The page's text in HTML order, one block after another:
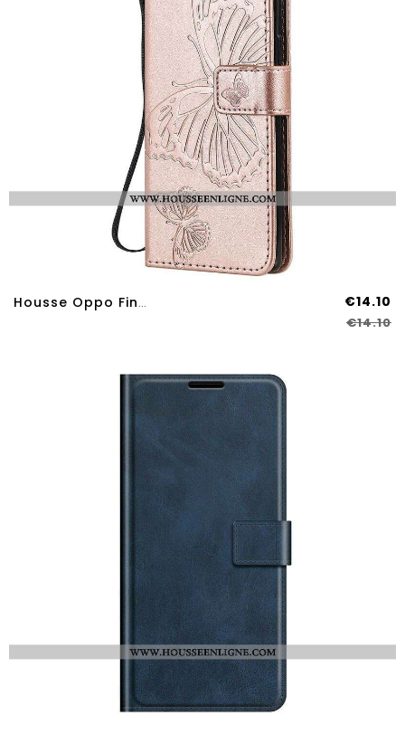
Housse Oppo Find X3 Neo Papillons Et Rabat Oblique €14.10
€14.10